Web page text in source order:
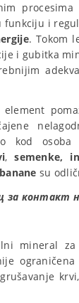
procesima
funkciju i
. Tokom
i gubitka
element
kod
,semenke,
banane su
за контакт
mineral